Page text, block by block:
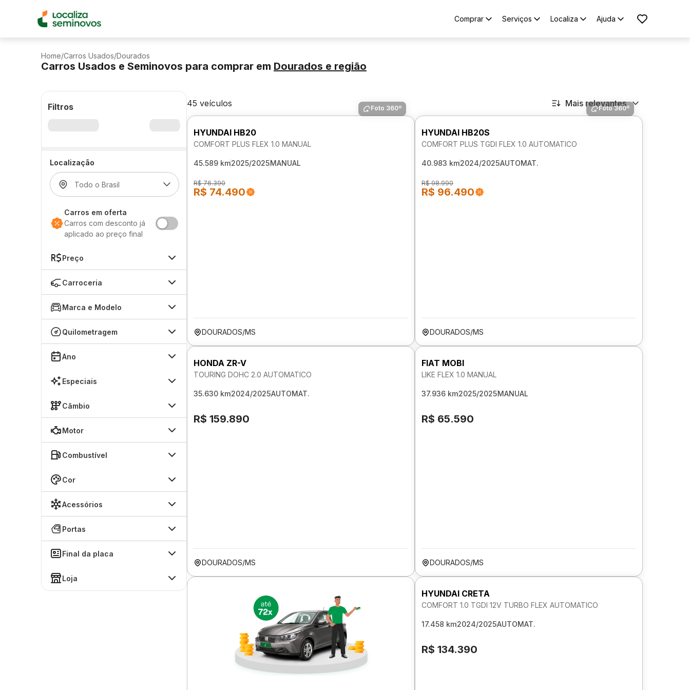
Comprar Serviços Localiza Ajuda
Home/Carros Usados/Dourados
Carros Usados e Seminovos para comprar em Dourados e região
Filtros
Localização
Carros em oferta
Carros com desconto já
aplicado ao preço final
Preço
Carroceria
Marca e Modelo
Quilometragem
Ano
Especiais
Câmbio
Motor
Combustível
Cor
Acessórios
Portas
Final da placa
Loja
45 veículos Mais relevantes
Foto 360º
HYUNDAI HB20
COMFORT PLUS FLEX 1.0 MANUAL
45.589 km2025/2025MANUAL
R$ 76.390
R$ 74.490
DOURADOS/MS
Foto 360º
HYUNDAI HB20S
COMFORT PLUS TGDI FLEX 1.0 AUTOMATICO
40.983 km2024/2025AUTOMAT.
R$ 98.990
R$ 96.490
DOURADOS/MS
HONDA ZR-V
TOURING DOHC 2.0 AUTOMATICO
35.630 km2024/2025AUTOMAT.
R$ 159.890
DOURADOS/MS
FIAT MOBI
LIKE FLEX 1.0 MANUAL
37.936 km2025/2025MANUAL
R$ 65.590
DOURADOS/MS
HYUNDAI CRETA
COMFORT 1.0 TGDI 12V TURBO FLEX AUTOMATICO
17.458 km2024/2025AUTOMAT.
R$ 134.390